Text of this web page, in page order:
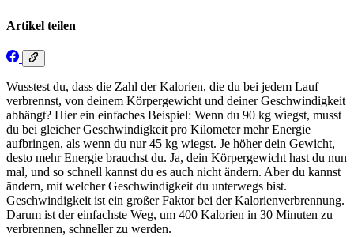
Artikel teilen
Wusstest du, dass die Zahl der Kalorien, die du bei jedem Lauf
verbrennst, von deinem Körpergewicht und deiner Geschwindigkeit
abhängt? Hier ein einfaches Beispiel: Wenn du 90 kg wiegst, musst
du bei gleicher Geschwindigkeit pro Kilometer mehr Energie
aufbringen, als wenn du nur 45 kg wiegst. Je höher dein Gewicht,
desto mehr Energie brauchst du. Ja, dein Körpergewicht hast du nun
mal, und so schnell kannst du es auch nicht ändern. Aber du kannst
ändern, mit welcher Geschwindigkeit du unterwegs bist.
Geschwindigkeit ist ein großer Faktor bei der Kalorienverbrennung.
Darum ist der einfachste Weg, um 400 Kalorien in 30 Minuten zu
verbrennen, schneller zu werden.